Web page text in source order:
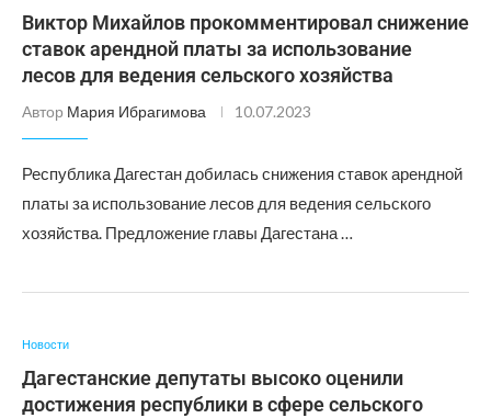
Виктор Михайлов прокомментировал снижение
ставок арендной платы за использование
лесов для ведения сельского хозяйства
Автор Мария Ибрагимова 10.07.2023
Республика Дагестан добилась снижения ставок арендной
платы за использование лесов для ведения сельского
хозяйства. Предложение главы Дагестана …
Новости
Дагестанские депутаты высоко оценили
достижения республики в сфере сельского